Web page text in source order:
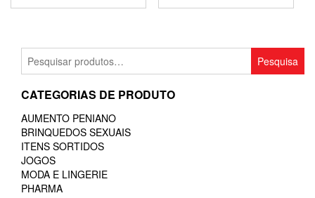
Pesquisar
por:
Pesquisa
CATEGORIAS DE PRODUTO
AUMENTO PENIANO
BRINQUEDOS SEXUAIS
ITENS SORTIDOS
JOGOS
MODA E LINGERIE
PHARMA